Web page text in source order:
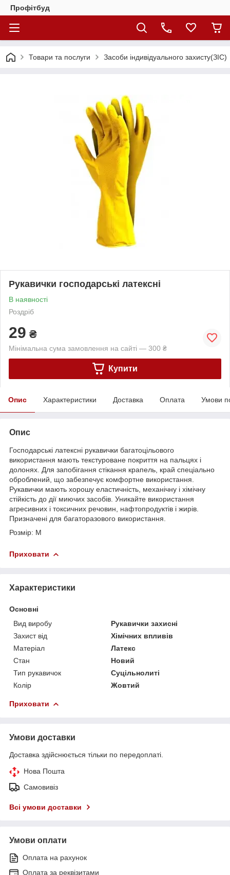
Профітбуд
Товари та послуги Засоби індивідуального захисту(ЗІС)
Рукавички господарські латексні
В наявності
Роздріб
29 ₴
Мінімальна сума замовлення на сайті — 300 ₴
Купити
Опис Характеристики Доставка Оплата Умови
Опис
Господарські латексні рукавички багатоцільового
використання мають текстуроване покриття на пальцях і
долонях. Для запобігання стікання крапель, край спеціально
оброблений, що забезпечує комфортне використання.
Рукавички мають хорошу еластичність, механічну і хімічну
стійкість до дії миючих засобів. Уникайте використання
агресивних і токсичних речовин, нафтопродуктів і жирів.
Призначені для багаторазового використання.
Розмір: М
Приховати
Характеристики
Основні
Вид виробу
Рукавички захисні
Захист від
Хімічних впливів
Матеріал
Латекс
Стан
Новий
Тип рукавичок
Суцільнолиті
Колір
Жовтий
Приховати
Умови доставки
Доставка здійснюється тільки по передоплаті.
Нова Пошта
Самовивіз
Всі умови доставки
Умови оплати
Оплата на рахунок
Оплата за реквізитами